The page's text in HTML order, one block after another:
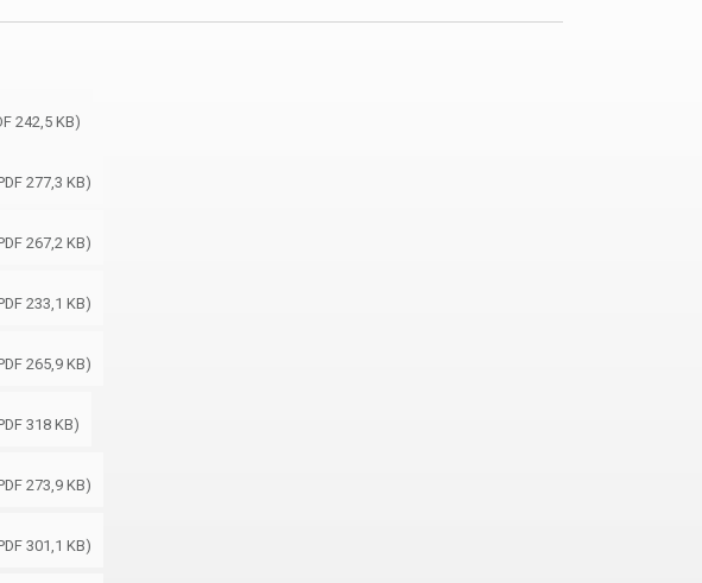
242,5 KB)
277,3 KB)
267,2 KB)
233,1 KB)
265,9 KB)
318 KB)
273,9 KB)
301,1 KB)